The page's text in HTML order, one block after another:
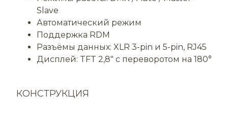
Slave
Автоматический режим
Поддержка RDM
Разъёмы данных: XLR 3-pin и 5-pin, RJ45
Дисплей: TFT 2,8″ с переворотом на 180°
КОНСТРУКЦИЯ